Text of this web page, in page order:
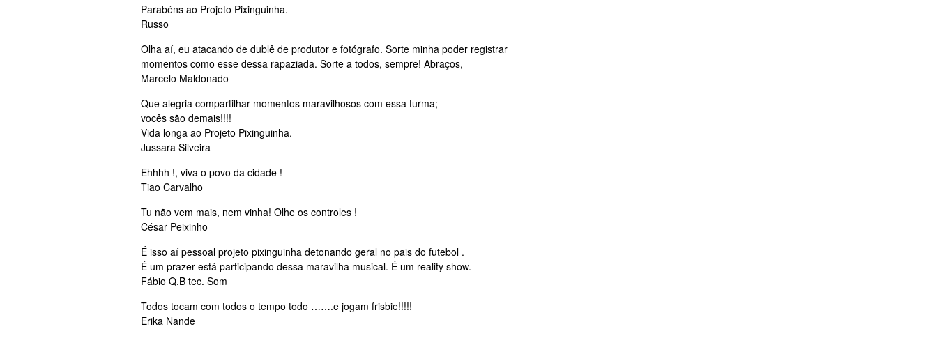
Parabéns ao Projeto Pixinguinha.
Russo
Olha aí, eu atacando de dublê de produtor e fotógrafo. Sorte minha poder registrar
momentos como esse dessa rapaziada. Sorte a todos, sempre! Abraços,
Marcelo Maldonado
Que alegria compartilhar momentos maravilhosos com essa turma;
vocês são demais!!!!
Vida longa ao Projeto Pixinguinha.
Jussara Silveira
Ehhhh !, viva o povo da cidade !
Tiao Carvalho
Tu não vem mais, nem vinha! Olhe os controles !
César Peixinho
É isso aí pessoal projeto pixinguinha detonando geral no pais do futebol .
É um prazer está participando dessa maravilha musical. É um reality show.
Fábio Q.B tec. Som
Todos tocam com todos o tempo todo …….e jogam frisbie!!!!!
Erika Nande